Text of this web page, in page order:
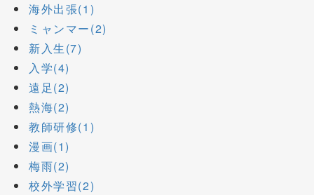
海外出張(1)
ミャンマー(2)
新入生(7)
入学(4)
遠足(2)
熱海(2)
教師研修(1)
漫画(1)
梅雨(2)
校外学習(2)